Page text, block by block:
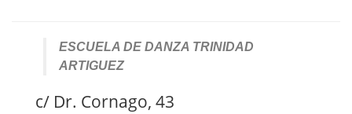
ESCUELA DE DANZA TRINIDAD
ARTIGUEZ
c/ Dr. Cornago, 43